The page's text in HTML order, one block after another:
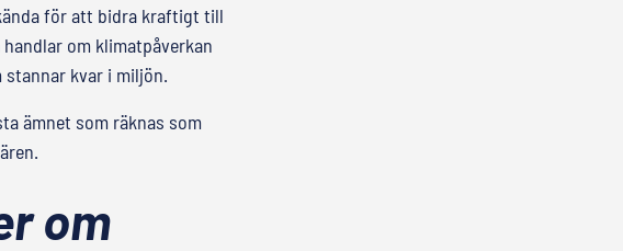
för att bidra kraftigt till
om klimatpåverkan
stannar kvar i miljön.
ämnet som räknas som
om